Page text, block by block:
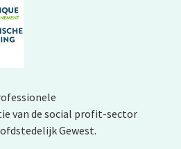
van de social profit-sector
Gewest.